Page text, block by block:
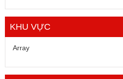
KHU VỰC
Array